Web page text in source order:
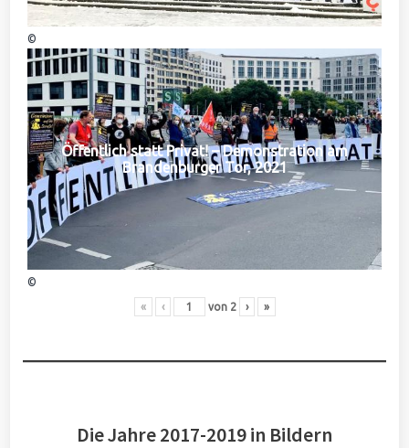
©
Öffentlich statt Privat! – Demonstration am
Brandenburger Tor, 2021
©
« ‹ von 2 › »
Die Jahre 2017-2019 in Bildern